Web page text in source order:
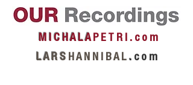
M I C H A L AP E T R I . c o m
L A R S H A N N I B A L . c o m